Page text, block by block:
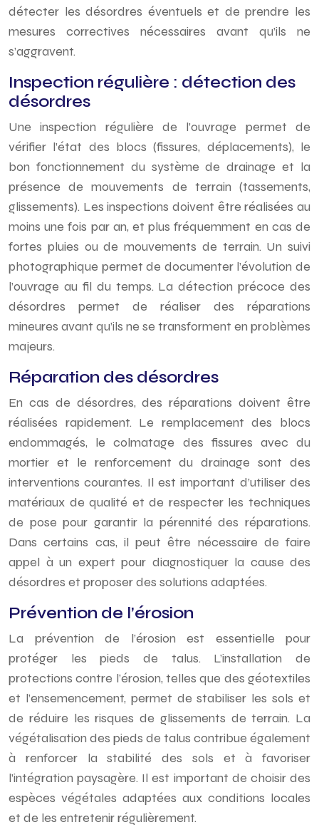
détecter les désordres éventuels et de prendre les
mesures correctives nécessaires avant qu’ils ne
s’aggravent.
Inspection régulière : détection des
désordres
Une inspection régulière de l’ouvrage permet de
vérifier l’état des blocs (fissures, déplacements), le
bon fonctionnement du système de drainage et la
présence de mouvements de terrain (tassements,
glissements). Les inspections doivent être réalisées au
moins une fois par an, et plus fréquemment en cas de
fortes pluies ou de mouvements de terrain. Un suivi
photographique permet de documenter l’évolution de
l’ouvrage au fil du temps. La détection précoce des
désordres permet de réaliser des réparations
mineures avant qu’ils ne se transforment en problèmes
majeurs.
Réparation des désordres
En cas de désordres, des réparations doivent être
réalisées rapidement. Le remplacement des blocs
endommagés, le colmatage des fissures avec du
mortier et le renforcement du drainage sont des
interventions courantes. Il est important d’utiliser des
matériaux de qualité et de respecter les techniques
de pose pour garantir la pérennité des réparations.
Dans certains cas, il peut être nécessaire de faire
appel à un expert pour diagnostiquer la cause des
désordres et proposer des solutions adaptées.
Prévention de l’érosion
La prévention de l’érosion est essentielle pour
protéger les pieds de talus. L’installation de
protections contre l’érosion, telles que des géotextiles
et l’ensemencement, permet de stabiliser les sols et
de réduire les risques de glissements de terrain. La
végétalisation des pieds de talus contribue également
à renforcer la stabilité des sols et à favoriser
l’intégration paysagère. Il est important de choisir des
espèces végétales adaptées aux conditions locales
et de les entretenir régulièrement.